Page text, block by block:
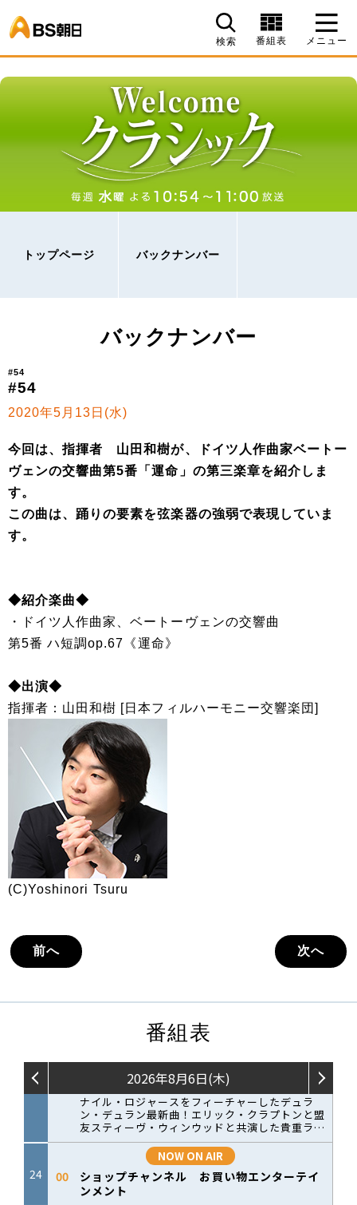
検索 番組表 メニュー
トップページ バックナンバー
バックナンバー
#54
#54
2020年5月13日(水)
今回は、指揮者 山田和樹が、ドイツ人作曲家ベートー
ヴェンの交響曲第5番「運命」の第三楽章を紹介しま
す。
この曲は、踊りの要素を弦楽器の強弱で表現していま
す。
◆紹介楽曲◆
・ドイツ人作曲家、ベートーヴェンの交響曲
第5番 ハ短調op.67《運命》
◆出演◆
指揮者：山田和樹 [日本フィルハーモニー交響楽団]
(C)Yoshinori Tsuru
前へ 次へ
番組表